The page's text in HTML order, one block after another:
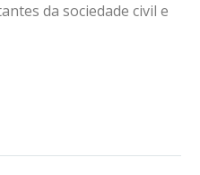
da sociedade civil e